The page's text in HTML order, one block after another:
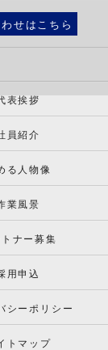
せはこちら
表挨拶
員紹介
る人物像
業風景
ナー募集
用申込
シーポリシー
トマップ